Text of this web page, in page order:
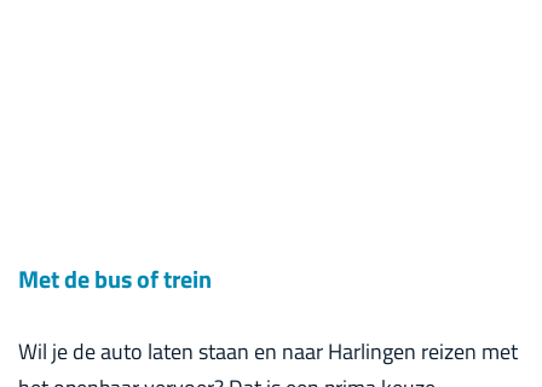
Met de bus of trein
Wil je de auto laten staan en naar Harlingen reizen met